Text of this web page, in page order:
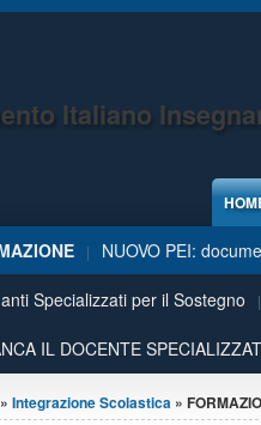
Italiano
NUOVO PEI:
Specializzati per il Sostegno
IL DOCENTE
qui
» Integrazione Scolastica »